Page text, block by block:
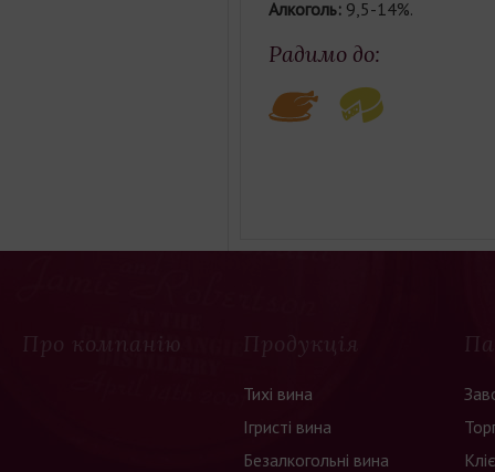
Алкоголь: 9,5-14%.
Радимо до:
Про компанію Продукція
Тихі вина
Ігристі вина
Безалкогольні вина